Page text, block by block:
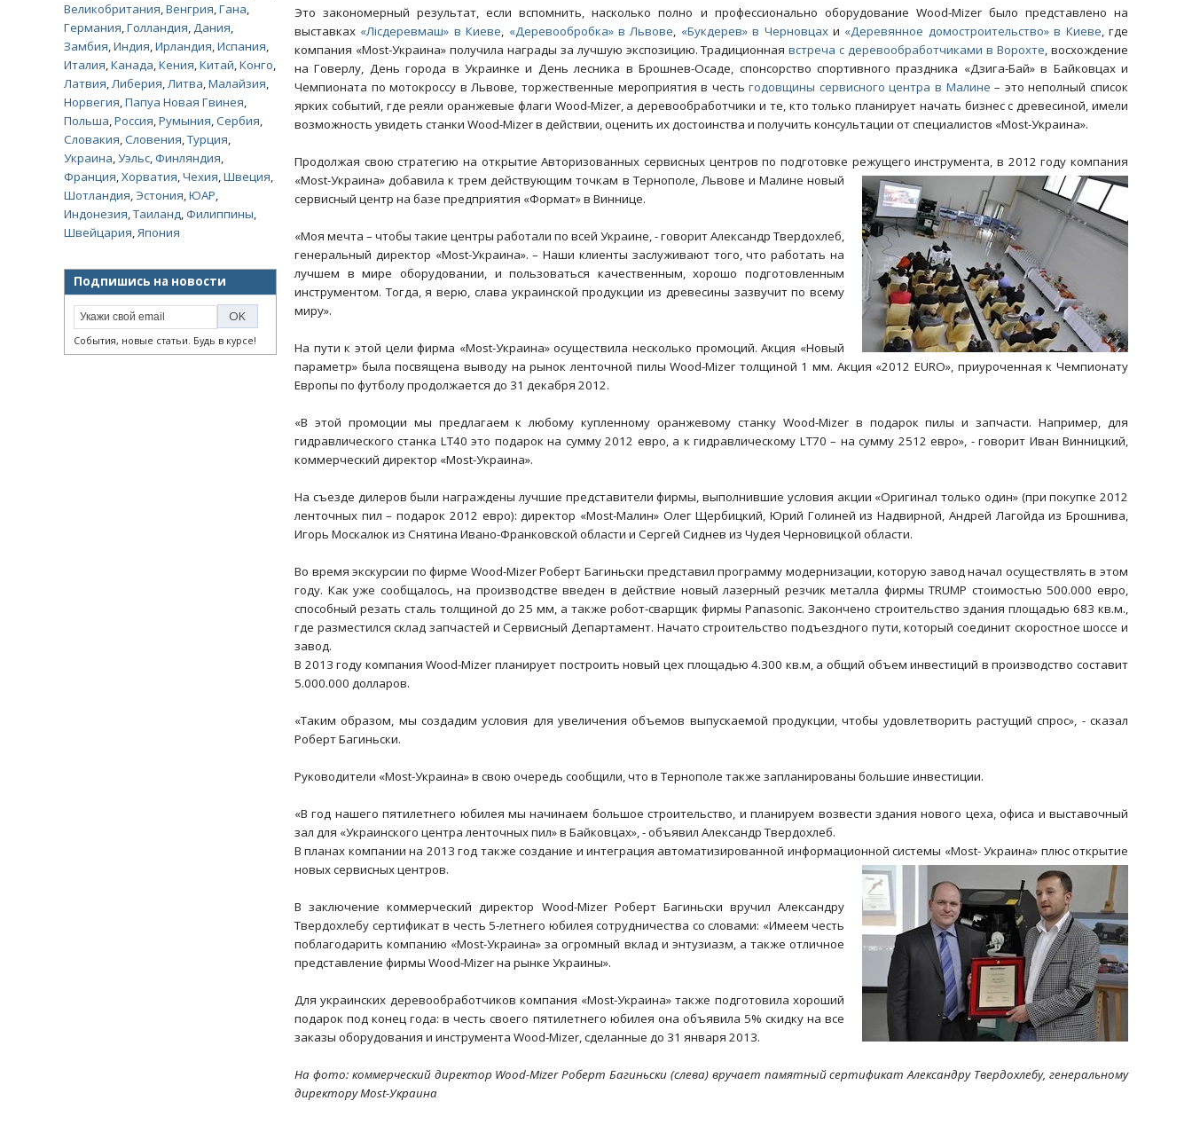
Великобритания,Венгрия,Гана,
Германия,Голландия,Дания,
Замбия,Индия,Ирландия,Испания,
Италия,Канада,Кения,Китай,Конго,
Латвия,Либерия,Литва,Малайзия,
Норвегия,Папуа Новая Гвинея,
Польша,Россия,Румыния,Сербия,
Словакия,Словения,Турция,
Украина,Уэльс,Финляндия,
Франция,Хорватия,Чехия,Швеция,
Шотландия, Эстония,ЮАР,
Индонезия,Таиланд,Филиппины,
Швейцария,Япония
Подпишись на новости
События, новые статьи. Будь в курсе!
Это закономерный результат, если вспомнить, насколько полно и профессионально оборудование Wood-Mizer было представлено на
выставках «Лiсдеревмаш» в Киеве, «Деревообробка» в Львове, «Букдерев» в Черновцахи «Деревянное домостроительство» в Киеве, где
компания «Most-Украина» получила награды за лучшую экспозицию. Традиционнаявстреча с деревообработчиками в Ворохте, восхождение
на Говерлу, День города в Украинке и День лесника в Брошнев-Осаде, спонсорство спортивного праздника «Дзига-Бай» в Байковцах и
Чемпионата по мотокроссу в Львове, торжественные мероприятия в честьгодовщины сервисного центра в Малине – это неполный список
ярких событий, где реяли оранжевые флаги Wood-Mizer, а деревообработчики и те, кто только планирует начать бизнес с древесиной, имели
возможность увидеть станки Wood-Mizer в действии, оценить их достоинства и получить консультации от специалистов «Most-Украина».
Продолжая свою стратегию на открытие Авторизованных сервисных центров по подготовке режущего инструмента, в 2012 году компания
«Most-Украина» добавила к трем действующим точкам в Тернополе, Львове и Малине новый
сервисный центр на базе предприятия «Формат» в Виннице.
«Моя мечта – чтобы такие центры работали по всей Украине, - говорит Александр Твердохлеб,
генеральный директор «Most-Украина». – Наши клиенты заслуживают того, что работать на
лучшем в мире оборудовании, и пользоваться качественным, хорошо подготовленным
инструментом. Тогда, я верю, слава украинской продукции из древесины зазвучит по всему
миру».
На пути к этой цели фирма «Most-Украина» осуществила несколько промоций. Акция «Новый
параметр» была посвящена выводу на рынок ленточной пилы Wood-Mizer толщиной 1 мм. Акция «2012 EURO», приуроченная к Чемпионату
Европы по футболу продолжается до 31 декабря 2012.
«В этой промоции мы предлагаем к любому купленному оранжевому станку Wood-Mizer в подарок пилы и запчасти. Например, для
гидравлического станка LT40 это подарок на сумму 2012 евро, а к гидравлическому LT70 – на сумму 2512 евро», - говорит Иван Винницкий,
коммерческий директор «Most-Украина».
На съезде дилеров были награждены лучшие представители фирмы, выполнившие условия акции «Оригинал только один» (при покупке 2012
ленточных пил – подарок 2012 евро): директор «Most-Малин» Олег Щербицкий, Юрий Голиней из Надвирной, Андрей Лагойда из Брошнива,
Игорь Москалюк из Снятина Ивано-Франковской области и Сергей Сиднев из Чудея Черновицкой области.
Во время экскурсии по фирме Wood-Mizer Роберт Багиньски представил программу модернизации, которую завод начал осуществлять в этом
году. Как уже сообщалось, на производстве введен в действие новый лазерный резчик металла фирмы TRUMP стоимостью 500.000 евро,
способный резать сталь толщиной до 25 мм, а также робот-сварщик фирмы Panasonic. Закончено строительство здания площадью 683 кв.м.,
где разместился склад запчастей и Сервисный Департамент. Начато строительство подъездного пути, который соединит скоростное шоссе и
завод.
В 2013 году компания Wood-Mizer планирует построить новый цех площадью 4.300 кв.м, а общий объем инвестиций в производство составит
5.000.000 долларов.
«Таким образом, мы создадим условия для увеличения объемов выпускаемой продукции, чтобы удовлетворить растущий спрос», - сказал
Роберт Багиньски.
Руководители «Most-Украина» в свою очередь сообщили, что в Тернополе также запланированы большие инвестиции.
«В год нашего пятилетнего юбилея мы начинаем большое строительство, и планируем возвести здания нового цеха, офиса и выставочный
зал для «Украинского центра ленточных пил» в Байковцах», - объявил Александр Твердохлеб.
В планах компании на 2013 год также создание и интеграция автоматизированной информационной системы «Most-Украина» плюс открытие
новых сервисных центров.
В заключение коммерческий директор Wood-Mizer Роберт Багиньски вручил Александру
Твердохлебу сертификат в честь 5-летнего юбилея сотрудничества со словами: «Имеем честь
поблагодарить компанию «Most-Украина» за огромный вклад и энтузиазм, а также отличное
представление фирмы Wood-Mizer на рынке Украины».
Для украинских деревообработчиков компания «Most-Украина» также подготовила хороший
подарок под конец года: в честь своего пятилетнего юбилея она объявила 5% скидку на все
заказы оборудования и инструмента Wood-Mizer, сделанные до 31 января 2013.
На фото: коммерческий директор Wood-Mizer Роберт Багиньски (слева) вручает памятный сертификат Александру Твердохлебу, генеральному
директору Most-Украина